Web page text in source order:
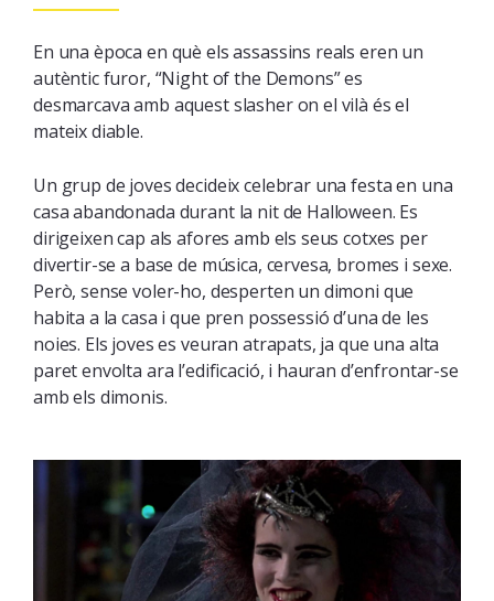
En una època en què els assassins reals eren un
autèntic furor, “Night of the Demons” es
desmarcava amb aquestslasheron el vilà és el
mateix diable.
Un grup de joves decideix celebrar una festa en una
casa abandonada durant la nit de Halloween. Es
dirigeixen cap als afores amb els seus cotxes per
divertir-se a base de música, cervesa, bromes i sexe.
Però, sense voler-ho, desperten un dimoni que
habita a la casa i que pren possessió d’una de les
noies. Els joves es veuran atrapats, ja que una alta
paret envolta ara l’edificació, i hauran d’enfrontar-se
amb els dimonis.